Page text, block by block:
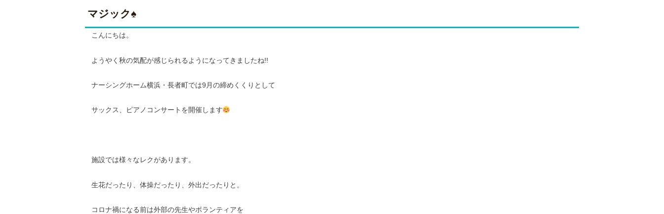
マジック♠
こんにちは。
ようやく秋の気配が感じられるようになってきましたね!!
ナーシングホーム横浜・長者町では9月の締めくくりとして
サックス、ピアノコンサートを開催します
施設では様々なレクがあります。
生花だったり、体操だったり、外出だったりと。
コロナ禍になる前は外部の先生やボランティアを